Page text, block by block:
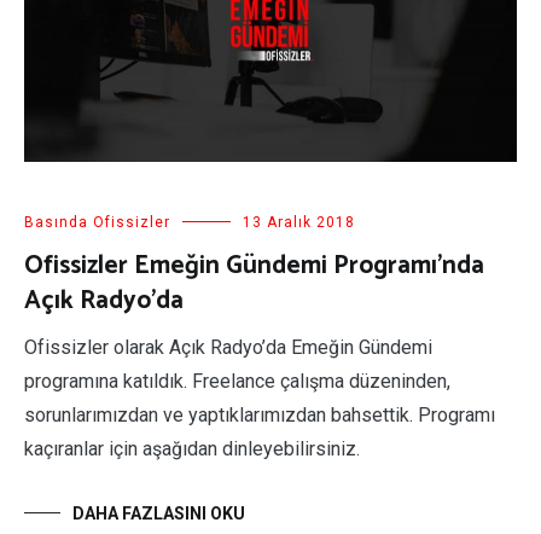
Basında Ofissizler 13 Aralık 2018
Ofissizler Emeğin Gündemi Programı’nda
Açık Radyo’da
Ofissizler olarak Açık Radyo’da Emeğin Gündemi
programına katıldık. Freelance çalışma düzeninden,
sorunlarımızdan ve yaptıklarımızdan bahsettik. Programı
kaçıranlar için aşağıdan dinleyebilirsiniz.
DAHA FAZLASINI OKU